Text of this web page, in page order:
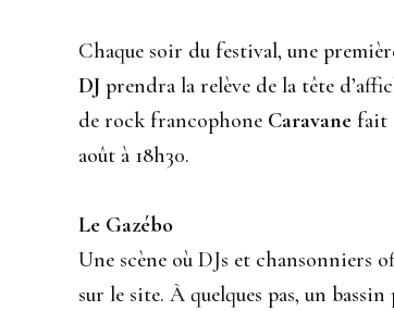
Chaque soir du festival, une
DJ prendra la relève de la tête
de rock francophone Caravane fait
août à 18h30.
Le Gazébo
Une scène où DJs et chansonniers
sur le site. À quelques pas, un